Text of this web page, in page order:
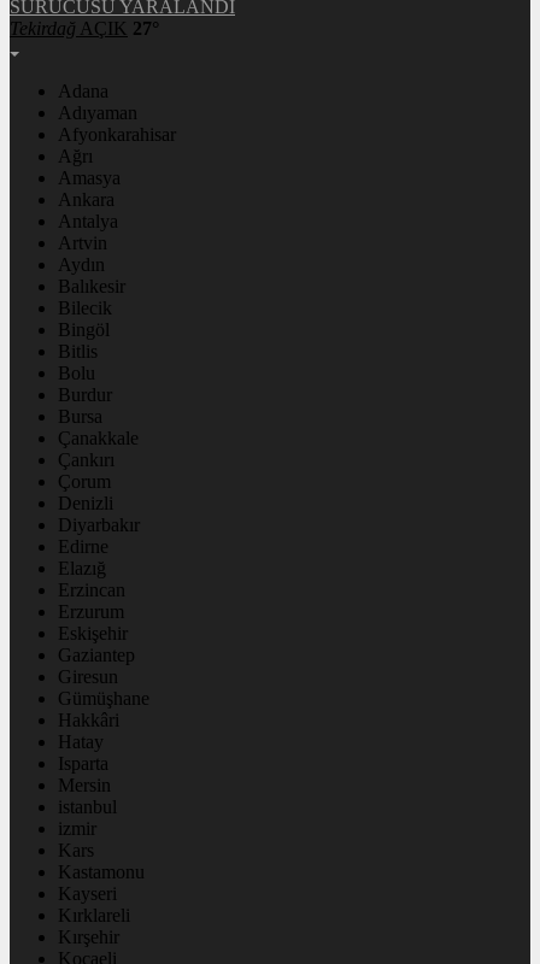
SÜRÜCÜSÜ YARALANDI
Tekirdağ AÇIK 27°
Adana
Adıyaman
Afyonkarahisar
Ağrı
Amasya
Ankara
Antalya
Artvin
Aydın
Balıkesir
Bilecik
Bingöl
Bitlis
Bolu
Burdur
Bursa
Çanakkale
Çankırı
Çorum
Denizli
Diyarbakır
Edirne
Elazığ
Erzincan
Erzurum
Eskişehir
Gaziantep
Giresun
Gümüşhane
Hakkâri
Hatay
Isparta
Mersin
istanbul
izmir
Kars
Kastamonu
Kayseri
Kırklareli
Kırşehir
Kocaeli